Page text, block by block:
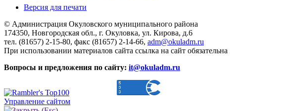
Версия для печати
© Администрация Окуловского муниципального района
174350, Новгородская обл., г. Окуловка, ул. Кирова, д.6
тел. (81657) 2-15-80, факс (81657) 2-14-66, adm@okuladm.ru
При использовании материалов сайта ссылка на сайт обязательна
Вопросы и предложения по сайту: it@okuladm.ru
Управление сайтом